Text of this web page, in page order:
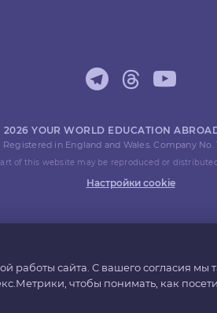
2026 YOUR WORLD EDUCATION
Registered in England and Wales. Company No.
of this website may be reproduced or
Настройки cookie
работы сайта. С вашего согласия мы
чтобы понимать, как